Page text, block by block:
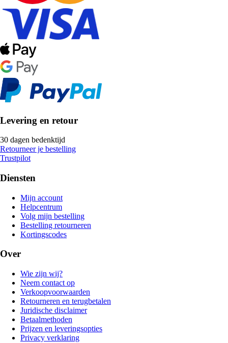
Levering en retour
30 dagen bedenktijd
Retourneer je bestelling
Trustpilot
Diensten
Mijn account
Helpcentrum
Volg mijn bestelling
Bestelling retourneren
Kortingscodes
Over
Wie zijn wij?
Neem contact op
Verkoopvoorwaarden
Retourneren en terugbetalen
Juridische disclaimer
Betaalmethoden
Prijzen en leveringsopties
Privacy verklaring